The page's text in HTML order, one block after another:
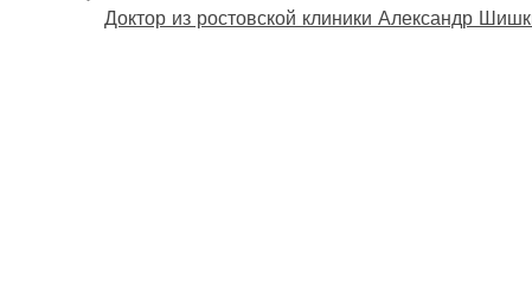
Доктор из ростовской клиники Александр